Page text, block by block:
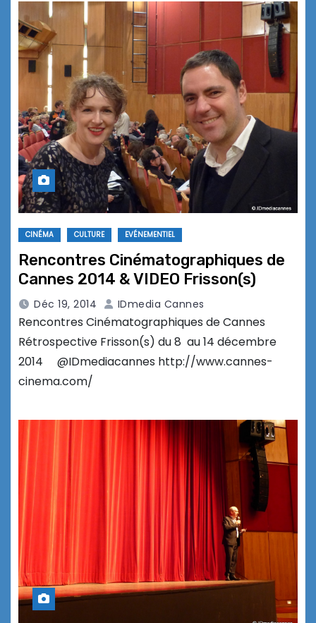
CINÉMA CULTURE EVÉNEMENTIEL
Rencontres Cinématographiques de
Cannes 2014 & VIDEO Frisson(s)
Déc 19, 2014 IDmedia Cannes
Rencontres Cinématographiques de Cannes
Rétrospective Frisson(s) du 8 au 14 décembre
2014 @IDmediacannes http://www.cannes-
cinema.com/